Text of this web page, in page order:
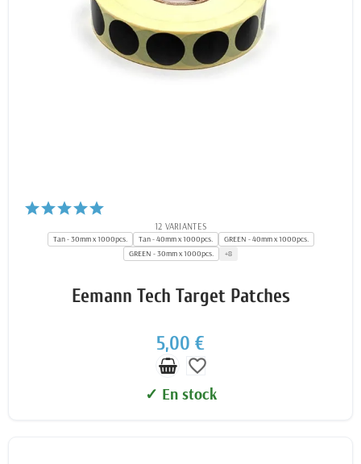
12 VARIANTES
Tan - 30mm x 1000pcs. Tan - 40mm x 1000pcs.
GREEN - 40mm x 1000pcs.
GREEN - 30mm x 1000pcs.
+8
Eemann Tech Target Patches
5,00 €
favorite_border
✓ En stock